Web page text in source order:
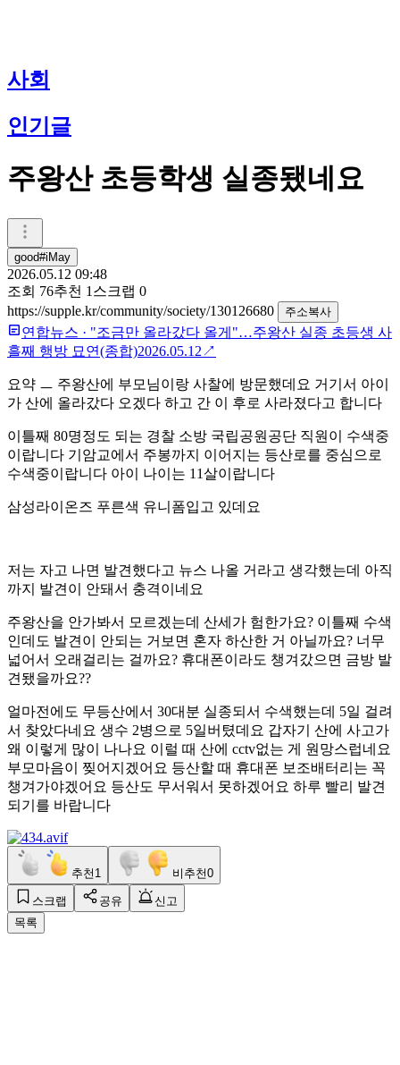
사회
인기글
주왕산 초등학생 실종됐네요
good#iMay
2026.05.12 09:48
조회 76추천 1 스크랩 0
https://supple.kr/community/society/130126680
주소복사
연합뉴스 · "조금만 올라갔다 올게"…주왕산 실종 초등생 사
흘째 행방 묘연(종합)2026.05.12 ↗
요약 ㅡ 주왕산에 부모님이랑 사찰에 방문했데요 거기서 아이
가 산에 올라갔다 오겠다 하고 간 이 후로 사라졌다고 합니다
이틀째 80명정도 되는 경찰 소방 국립공원공단 직원이 수색중
이랍니다 기암교에서 주봉까지 이어지는 등산로를 중심으로
수색중이랍니다 아이 나이는 11살이랍니다
삼성라이온즈 푸른색 유니폼입고 있데요
저는 자고 나면 발견했다고 뉴스 나올 거라고 생각했는데 아직
까지 발견이 안돼서 충격이네요
주왕산을 안가봐서 모르겠는데 산세가 험한가요? 이틀째 수색
인데도 발견이 안되는 거보면 혼자 하산한 거 아닐까요? 너무
넓어서 오래걸리는 걸까요? 휴대폰이라도 챙겨갔으면 금방 발
견됐을까요??
얼마전에도 무등산에서 30대분 실종되서 수색했는데 5일 걸려
서 찾았다네요 생수 2병으로 5일버텼데요 갑자기 산에 사고가
왜 이렇게 많이 나나요 이럴 때 산에 cctv없는 게 원망스럽네요
부모마음이 찢어지겠어요 등산할 때 휴대폰 보조배터리는 꼭
챙겨가야겠어요 등산도 무서워서 못하겠어요 하루 빨리 발견
되기를 바랍니다
추천 1 비추천0
스크랩 공유
신고
목록